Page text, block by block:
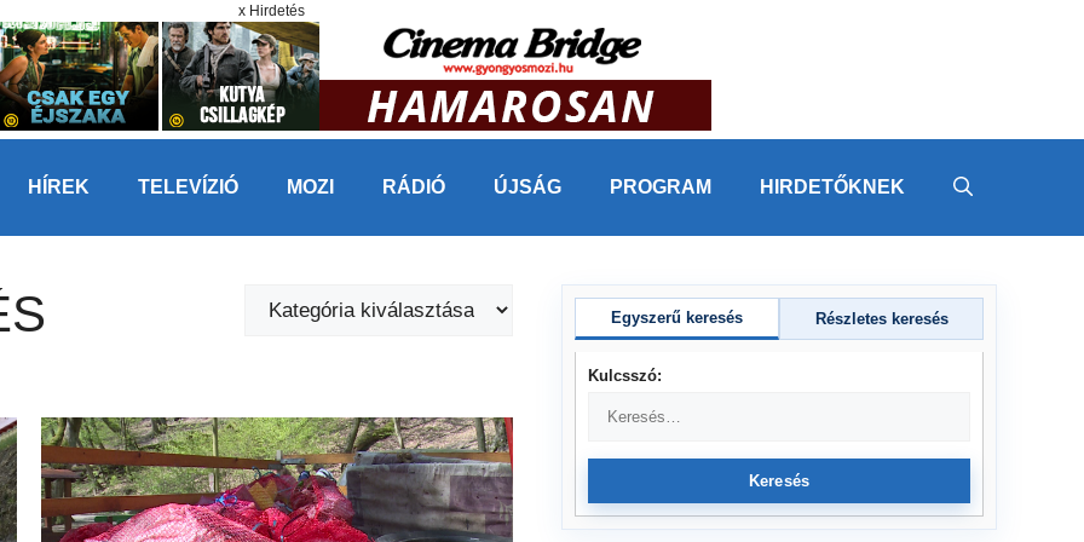
x Hirdetés
HÍREK TELEVÍZIÓ MOZI RÁDIÓ ÚJSÁG PROGRAM HIRDETŐKNEK
Kategóriák
Egyszerű keresés Részletes keresés
Kulcsszó:
Keresés